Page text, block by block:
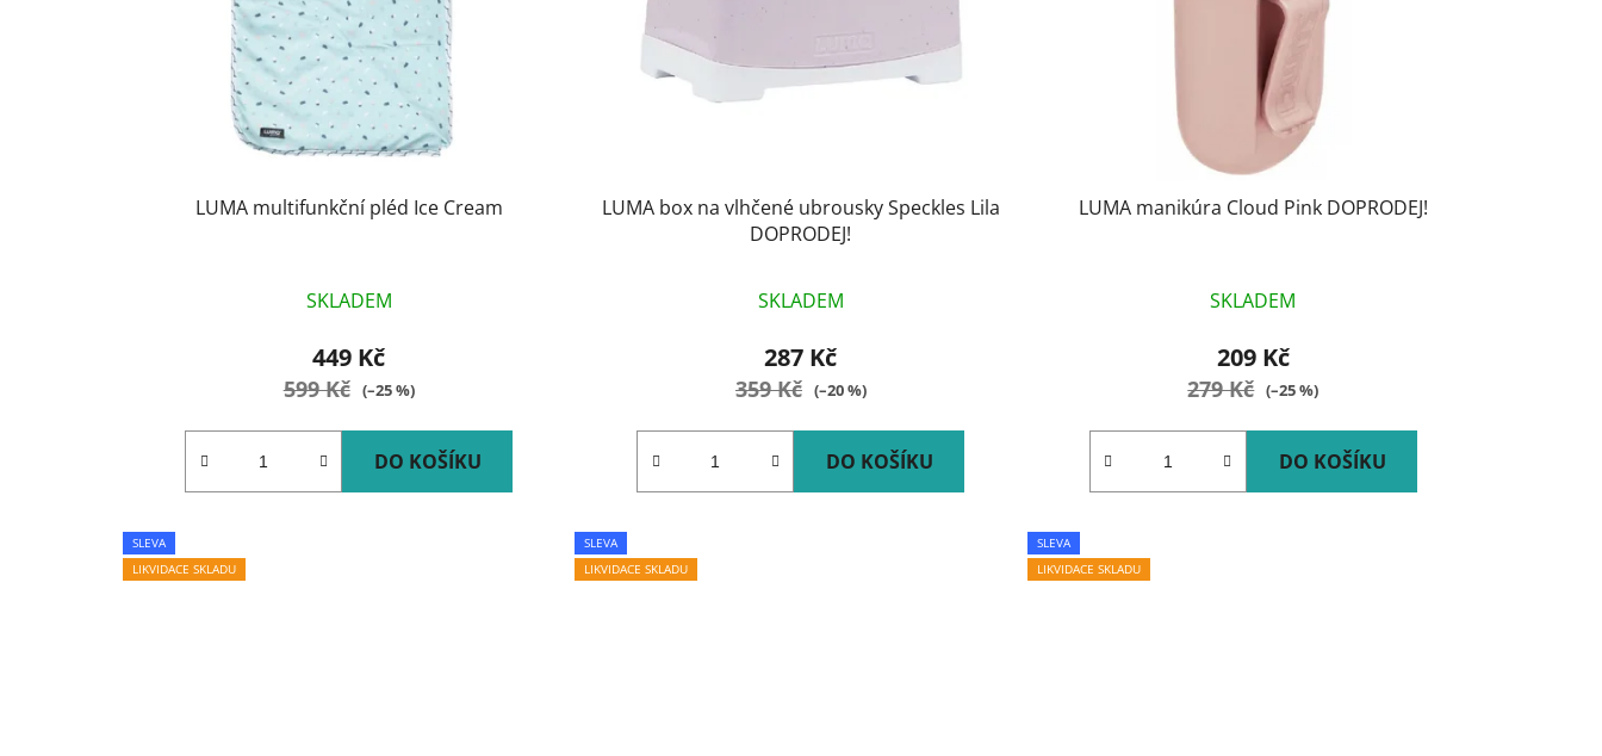
k
LUMA multifunkční pléd Ice Cream
SKLADEM
449 Kč
599 Kč (–25 %)
DO KOŠÍKU
LUMA box na vlhčené ubrousky Speckles Lila
DOPRODEJ!
SKLADEM
287 Kč
359 Kč (–20 %)
DO KOŠÍKU
LUMA manikúra Cloud Pink DOPRODEJ!
SKLADEM
209 Kč
279 Kč (–25 %)
DO KOŠÍKU
SLEVA
LIKVIDACE SKLADU
SLEVA
LIKVIDACE SKLADU
SLEVA
LIKVIDACE SKLADU